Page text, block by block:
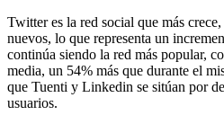
Twitter es la red social que más
nuevos, lo que representa un
continúa siendo la red más popular,
media, un 54% más que durante el
que Tuenti y Linkedin se sitúan por
usuarios.